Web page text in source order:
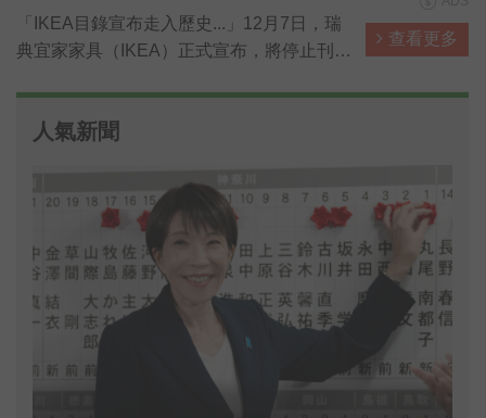
媽篇】
「IKEA目錄宣布走入歷史...」12月7日，瑞
典宜家家具（IKEA）正式宣布，將停止刊印
將成為歷史上「最後一本目錄」。圖為2021
查看更多
人氣新聞
上傳IG還能抽30天份免費早餐。